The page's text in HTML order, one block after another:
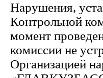
Нарушения,
Контрольной
момент
комиссии не
Организацией